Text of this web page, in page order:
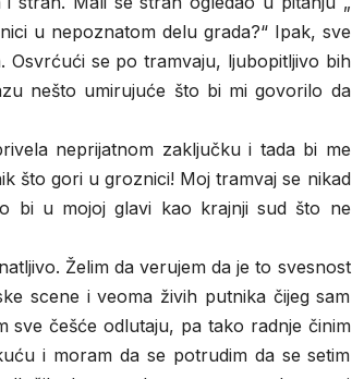
u nepoznatom delu grada?“ Ipak, sve
Osvrćući se po tramvaju, ljubopitljivo bih
nešto umirujuće što bi mi govorilo da
neprijatnom zaključku i tada bi me
što gori u groznici! Moj tramvaj se nikad
bi u mojoj glavi kao krajnji sud što ne
Želim da verujem da je to svesnost
scene i veoma živih putnika čijeg sam
sve češće odlutaju, pa tako radnje činim
i moram da se potrudim da se setim